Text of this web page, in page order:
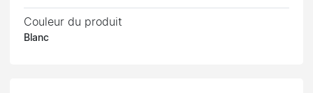
Couleur du produit
Blanc